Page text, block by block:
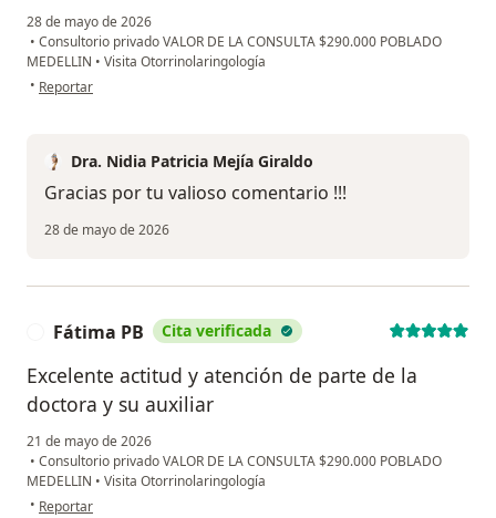
28 de mayo de 2026
• Consultorio privado VALOR DE LA CONSULTA $290.000 POBLADO
MEDELLIN • Visita Otorrinolaringología
• en opinión del usuario Monica gomez
Reportar
Dra. Nidia Patricia Mejía Giraldo
Gracias por tu valioso comentario !!!
28 de mayo de 2026
Fátima PB Cita verificada
Excelente actitud y atención de parte de la
doctora y su auxiliar
21 de mayo de 2026
• Consultorio privado VALOR DE LA CONSULTA $290.000 POBLADO
MEDELLIN • Visita Otorrinolaringología
• en opinión del usuario Fátima PB
Reportar